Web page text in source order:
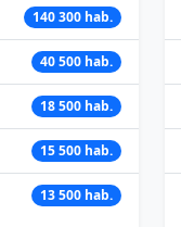
140 300 hab.
40 500 hab.
18 500 hab.
15 500 hab.
13 500 hab.